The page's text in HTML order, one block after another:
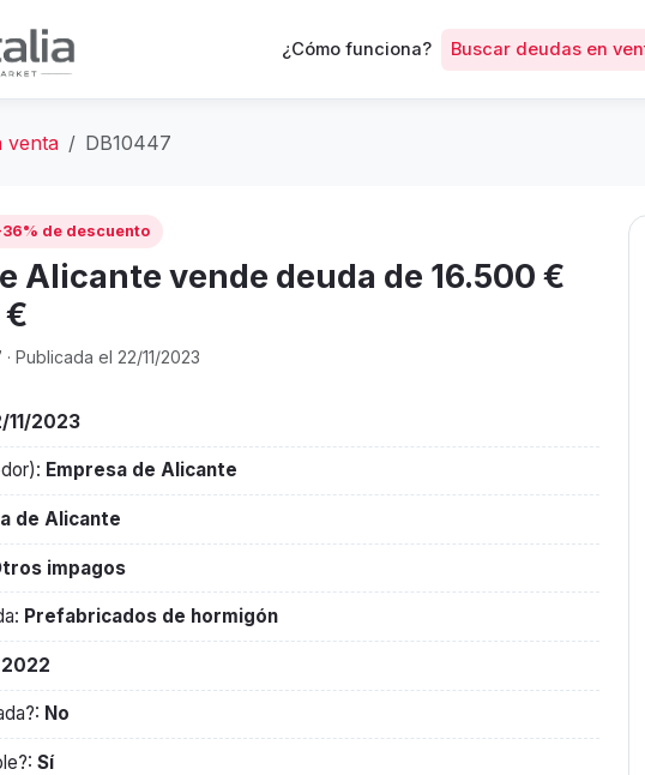
¿Cómo funciona? Buscar deudas en
venta DB10447
de descuento
Alicante vende deuda de 16.500 €
€
· Publicada el 22/11/2023
11/2023
Empresa de Alicante
de Alicante
impagos
Prefabricados de hormigón
2022
No
Sí